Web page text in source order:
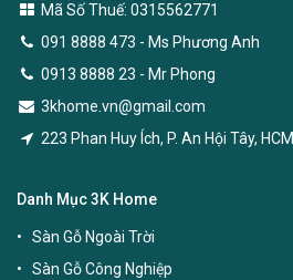
Mã Số Thuế: 0315562771
091 8888 473 - Ms Phương Anh
0913 8888 23 - Mr Phong
3khome.vn@gmail.com
223 Phan Huy Ích, P. An Hội Tây, HCM
Danh Mục 3K Home
Sàn Gỗ Ngoài Trời
Sàn Gỗ Công Nghiệp